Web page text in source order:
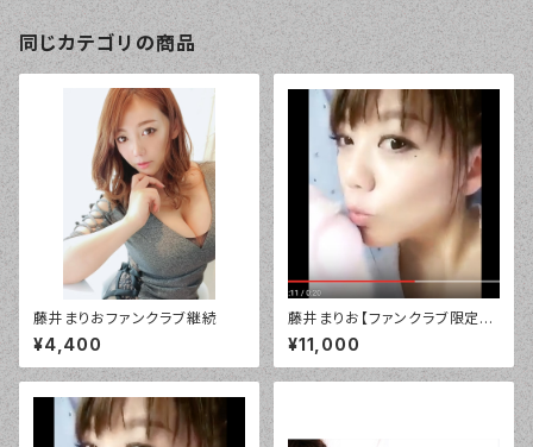
同じカテゴリの商品
藤井まりおファンクラブ継続
¥4,400
藤井まりお【ファンクラブ限定】
デジタル「お休みなさい」バージ
ョン！¥10800
¥11,000